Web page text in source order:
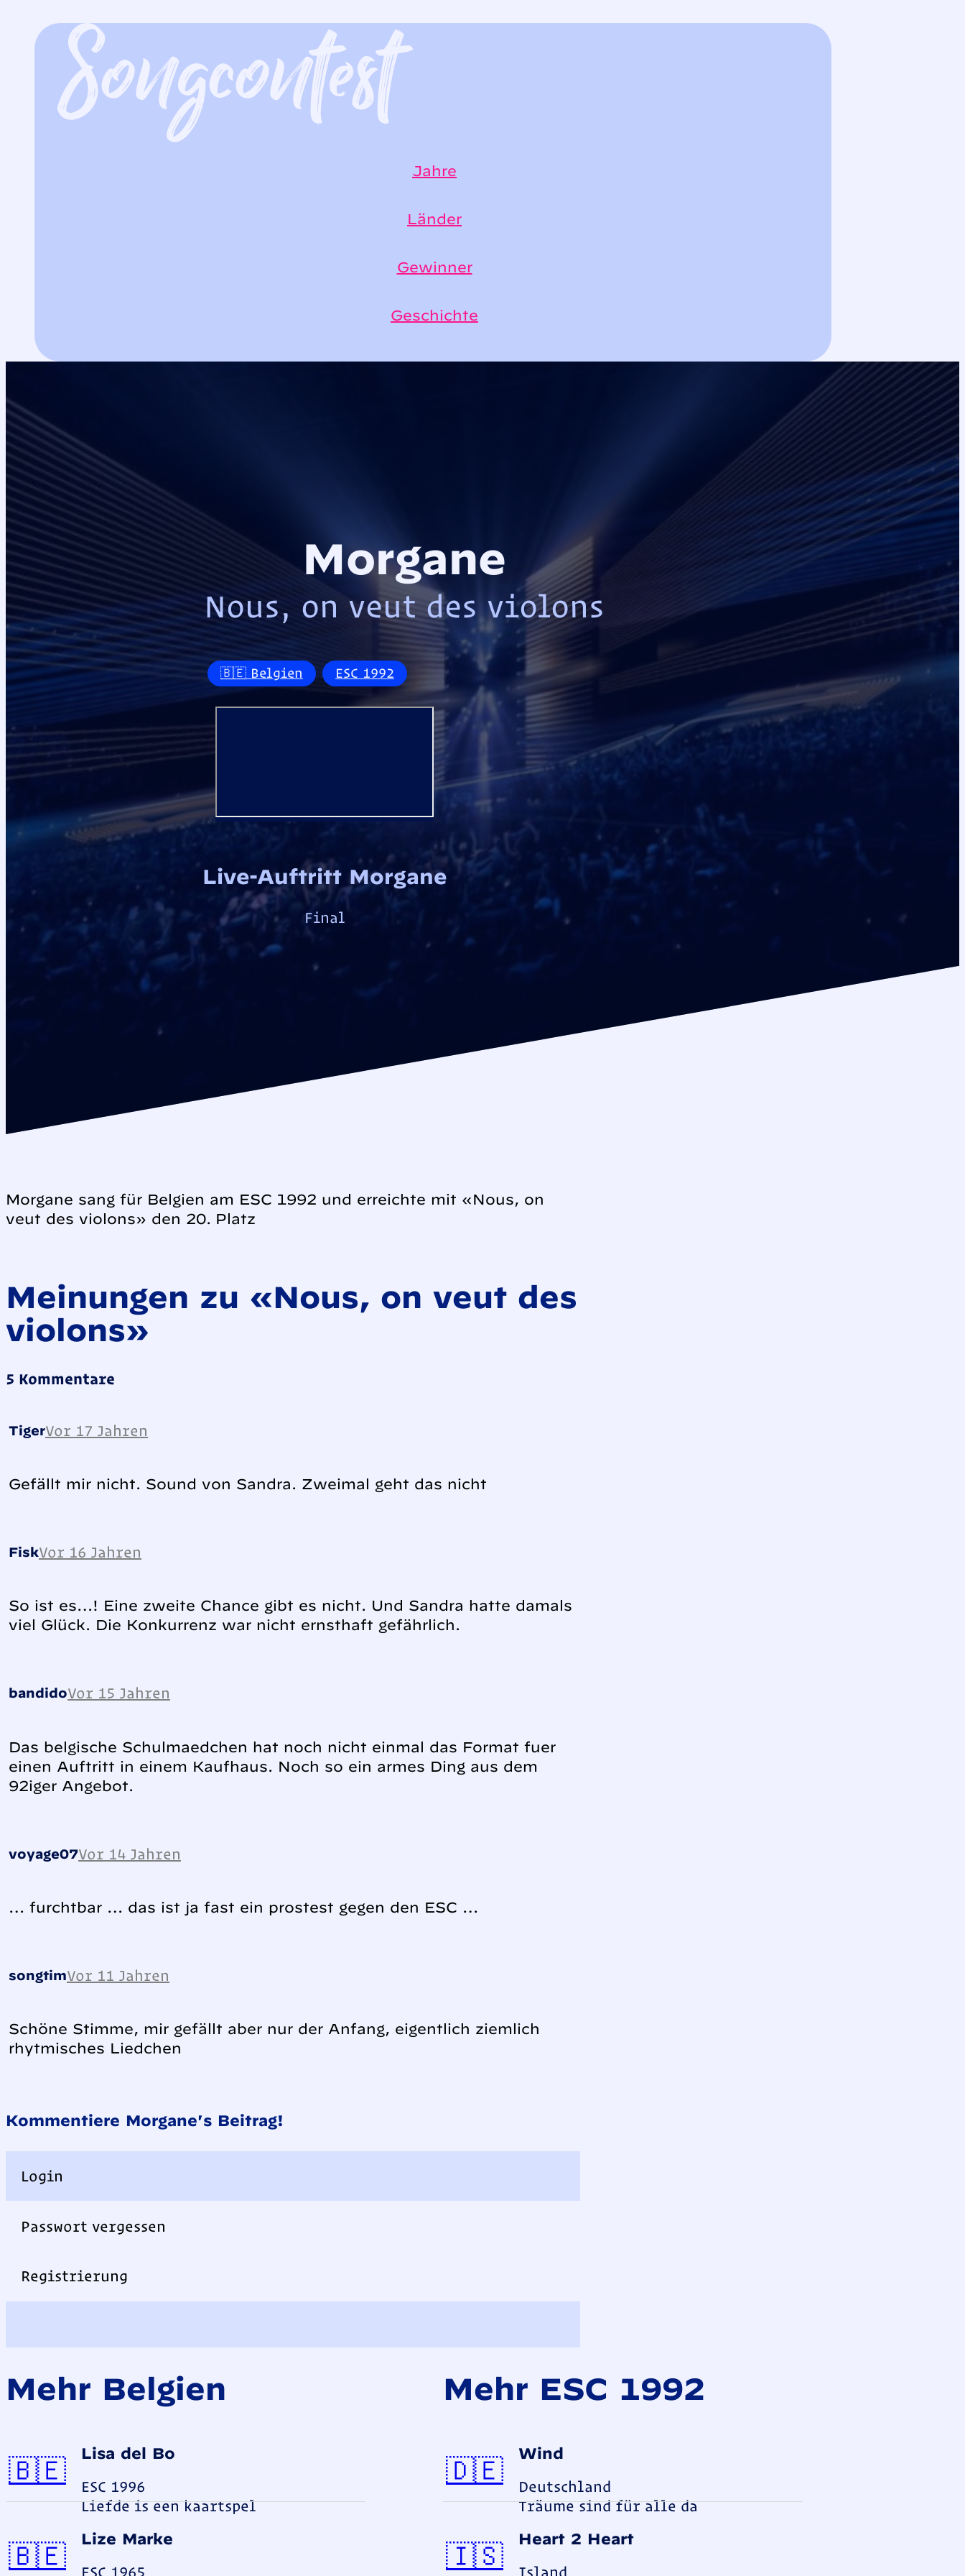
Jahre
Länder
Gewinner
Geschichte
Morgane
Nous, on veut des violons
🇧🇪 Belgien ESC 1992
Live-Auftritt Morgane
Final
Morgane sang für Belgien am ESC 1992 und erreichte mit «Nous, on
veut des violons» den 20. Platz
Meinungen zu «Nous, on veut des
violons»
5 Kommentare
TigerVor 17 Jahren
Gefällt mir nicht. Sound von Sandra. Zweimal geht das nicht
FiskVor 16 Jahren
So ist es…! Eine zweite Chance gibt es nicht. Und Sandra hatte damals
viel Glück. Die Konkurrenz war nicht ernsthaft gefährlich.
bandidoVor 15 Jahren
Das belgische Schulmaedchen hat noch nicht einmal das Format fuer
einen Auftritt in einem Kaufhaus. Noch so ein armes Ding aus dem
92iger Angebot.
voyage07Vor 14 Jahren
… furchtbar … das ist ja fast ein prostest gegen den ESC …
songtimVor 11 Jahren
Schöne Stimme, mir gefällt aber nur der Anfang, eigentlich ziemlich
rhytmisches Liedchen
Kommentiere Morgane's Beitrag!
Login
Passwort vergessen
Registrierung
Mehr Belgien
Lisa del Bo
ESC 1996
Liefde is een kaartspel
🇧🇪Belgien
Lize Marke
ESC 1965
🇧🇪Belgien
Mehr ESC 1992
Wind
Deutschland
Träume sind für alle da
🇩🇪Deutschland
Heart 2 Heart
Island
🇮🇸Island